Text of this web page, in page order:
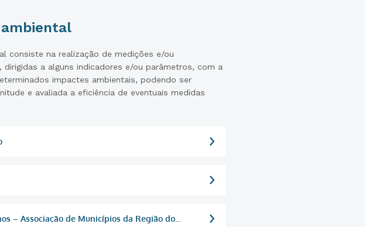
consiste na realização de medições e/ou
dirigidas a alguns indicadores e/ou parâmetros, com a
impactes ambientais, podendo ser
e avaliada a eficiência de eventuais medidas
– Associação de Municípios da Região do...